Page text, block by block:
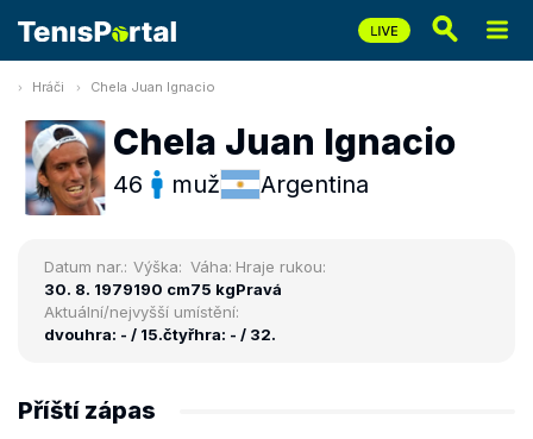
Hráči Chela Juan Ignacio
Chela Juan Ignacio
46 muž Argentina
Datum nar.:
30. 8. 1979
Výška:
190 cm
Váha:
75 kg
Hraje rukou:
Pravá
Aktuální/nejvyšší umístění:
dvouhra: - / 15.čtyřhra: - / 32.
Příští zápas